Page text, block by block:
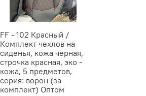
FF - 102 Красный /
Комплект чехлов на
сиденья, кожа черная,
строчка красная, эко -
кожа, 5 предметов,
серия: ворон (за
комплект) Оптом